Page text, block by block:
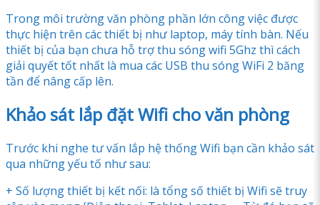
Trong môi trường văn phòng phần lớn công việc được
thực hiện trên các thiết bị như laptop, máy tính bàn. Nếu
thiết bị của bạn chưa hỗ trợ thu sóng wifi 5Ghz thì cách
giải quyết tốt nhất là mua các USB thu sóng WiFi 2 băng
tần để nâng cấp lên.
Khảo sát lắp đặt Wifi cho văn phòng
Trước khi nghe tư vấn lắp hệ thống Wifi bạn cần khảo sát
qua những yếu tố như sau:
+ Số lượng thiết bị kết nối: là tổng số thiết bị Wifi sẽ truy